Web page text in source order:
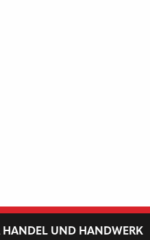
HANDEL UND HANDWERK